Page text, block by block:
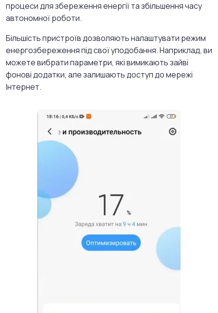
процеси для збереження енергії та збільшення часу
автономної роботи.
Більшість пристроїв дозволяють налаштувати режим
енергозбереження під свої уподобання. Наприклад, ви
можете вибрати параметри, які вимикають зайві
фонові додатки, але залишають доступ до мережі
Інтернет.